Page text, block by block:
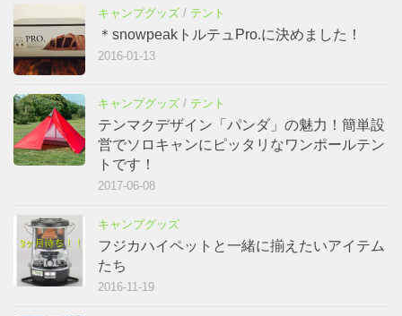
キャンプグッズ / テント
＊snowpeakトルテュPro.に決めました！
2016-01-13
キャンプグッズ / テント
テンマクデザイン「パンダ」の魅力！簡単設
営でソロキャンにピッタリなワンポールテン
トです！
2017-06-08
キャンプグッズ
フジカハイペットと一緒に揃えたいアイテム
たち
2016-11-19